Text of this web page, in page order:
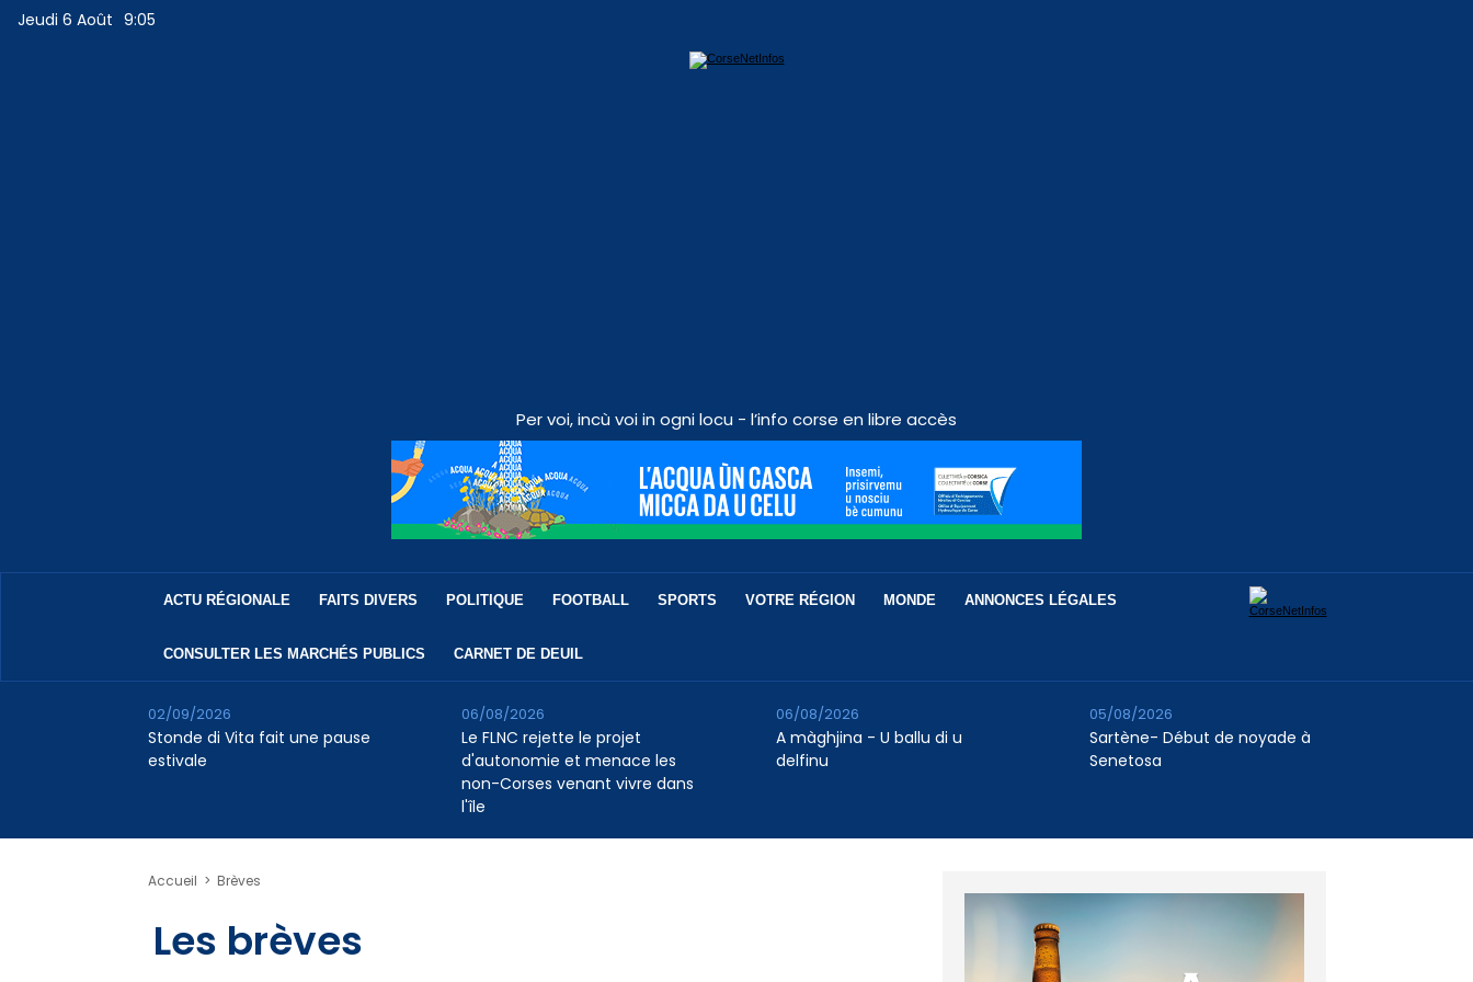
Jeudi 6 Août 9:05
Per voi, incù voi in ogni locu - l’info corse en libre accès
ACTU RÉGIONALE FAITS DIVERS POLITIQUE FOOTBALL SPORTS VOTRE RÉGION MONDE ANNONCES LÉGALES
CONSULTER LES MARCHÉS PUBLICS CARNET DE DEUIL
Stonde di Vita fait une pause
estivale
02/09/2026
Le FLNC rejette le projet
d'autonomie et menace les
non-Corses venant vivre dans
l'île
06/08/2026
A màghjina - U ballu di u
delfinu
06/08/2026
Sartène- Début de noyade à
Senetosa
05/08/2026
Accueil > Brèves
Les brèves